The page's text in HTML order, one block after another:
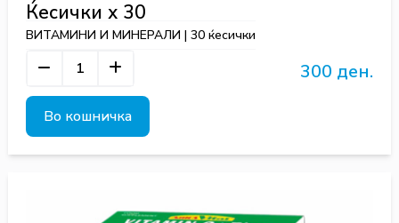
Ќесички х 30
ВИТАМИНИ И МИНЕРАЛИ | 30 ќесички
300 ден.
Во кошничка